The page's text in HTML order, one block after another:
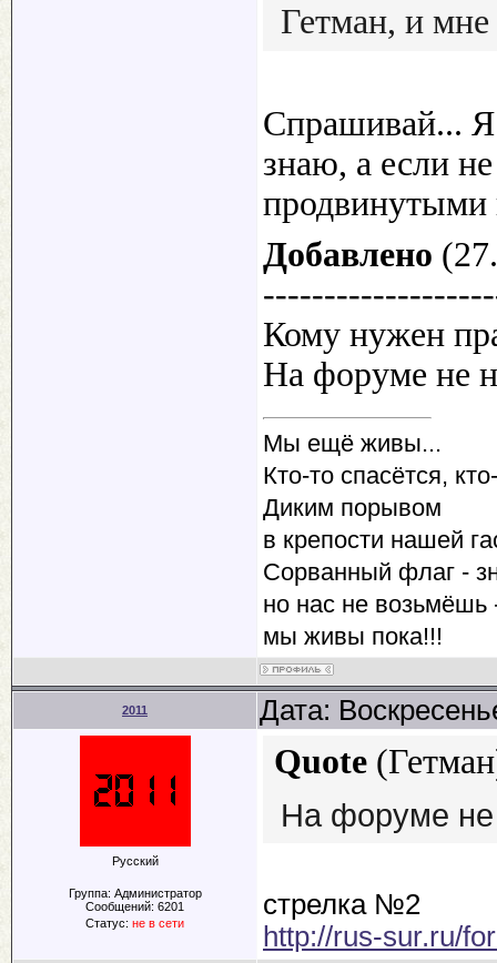
Гетман, и мне
Спрашивай... Я
знаю, а если
продвинутыми
Добавлено
Кому нужен
На форуме не
Мы ещё живы...
Кто-то спасётся,
Диким порывом
в крепости нашей
Сорванный флаг -
но нас не возьмёшь
мы живы пока!!!
2011 Дата:
Русский
Группа: Администратор
Сообщений: 6201
Статус: не в сети
Quote (Гетман
На форуме не
стрелка №2
http://rus-sur.ru/